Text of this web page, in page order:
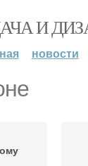
И
новости